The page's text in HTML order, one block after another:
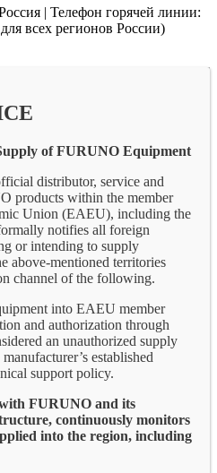
| Телефон горячей линии:
всех регионов России)
of FURUNO Equipment
distributor, service and
products within the member
Union (EAEU), including the
notifies all foreign
or intending to supply
above-mentioned territories
channel of the following.
into EAEU member
and authorization through
an unauthorized supply
established
support policy.
FURUNO and its
continuously monitors
into the region, including